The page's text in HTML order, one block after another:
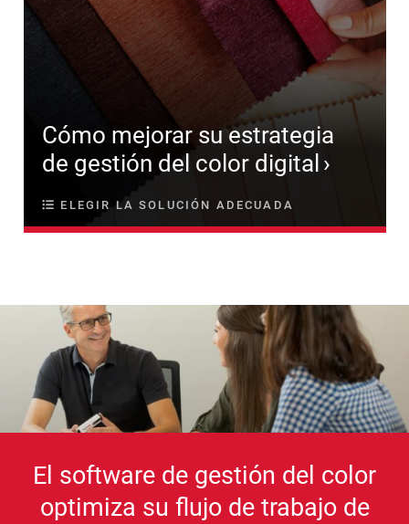
Cómo mejorar su estrategia
de gestión del color digital
ELEGIR LA SOLUCIÓN ADECUADA
El software de gestión del color
optimiza su flujo de trabajo de